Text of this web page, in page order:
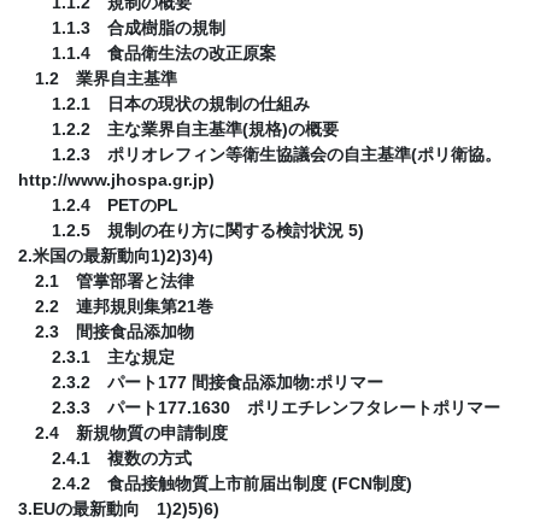
1.1.3 合成樹脂の規制
1.1.4 食品衛生法の改正原案
1.2 業界自主基準
1.2.1 日本の現状の規制の仕組み
1.2.2 主な業界自主基準(規格)の概要
1.2.3 ポリオレフィン等衛生協議会の自主基準(ポリ衛協。
http://www.jhospa.gr.jp)
1.2.4 PETのPL
1.2.5 規制の在り方に関する検討状況 5)
2.米国の最新動向1)2)3)4)
2.1 管掌部署と法律
2.2 連邦規則集第21巻
2.3 間接食品添加物
2.3.1 主な規定
2.3.2 パート177 間接食品添加物:ポリマー
2.3.3 パート177.1630 ポリエチレンフタレートポリマー
2.4 新規物質の申請制度
2.4.1 複数の方式
2.4.2 食品接触物質上市前届出制度 (FCN制度)
3.EUの最新動向 1)2)5)6)